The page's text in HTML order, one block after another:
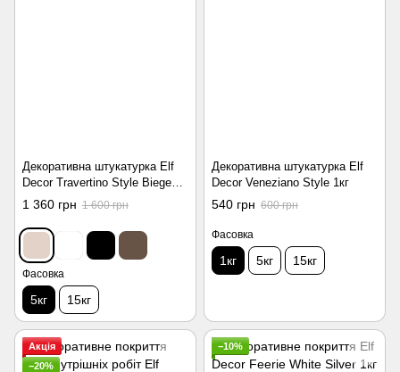
Декоративна штукатурка Elf
Decor Travertino Style Biege
5кг
1 360 грн 1 600 грн
Фасовка
5кг 15кг
Декоративна штукатурка Elf
Decor Veneziano Style 1кг
540 грн 600 грн
Фасовка
1кг 5кг 15кг
Акція
−20%
−10%